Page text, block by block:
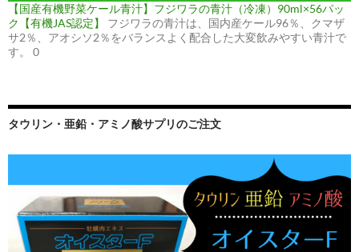
【国産有機野菜ケール青汁】フジワラの青汁（冷凍）90ml×56パッ
ク【有機JAS認定】
フジワラの青汁は、国内産ケール96％、クマザ
サ2％、アオシソ2％をバランスよく配合した大変飲みやすい青汁で
す。 0
タウリン・亜鉛・アミノ酸サプリのご注文